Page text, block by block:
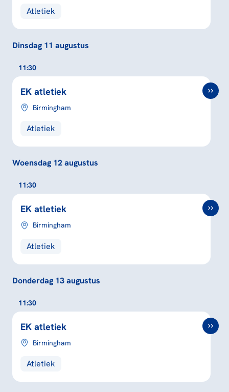
Atletiek
Dinsdag 11 augustus
11:30
EK atletiek
Birmingham
Atletiek
Woensdag 12 augustus
11:30
EK atletiek
Birmingham
Atletiek
Donderdag 13 augustus
11:30
EK atletiek
Birmingham
Atletiek